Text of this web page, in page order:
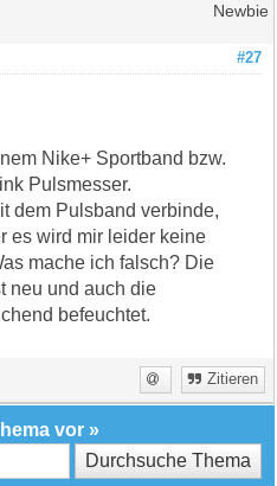
Newbie
#27
Nike+ Sportband bzw.
Pulsmesser.
dem Pulsband verbinde,
es wird mir leider keine
mache ich falsch? Die
neu und auch die
befeuchtet.
Zitieren
vor »